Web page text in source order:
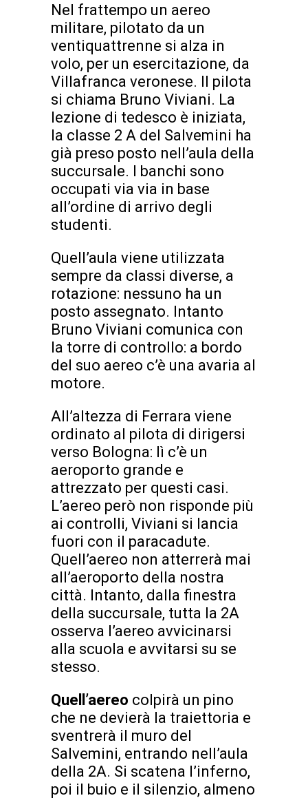
Nel frattempo un aereo
militare, pilotato da un
ventiquattrenne si alza in
volo, per un esercitazione, da
Villafranca veronese. Il pilota
si chiama Bruno Viviani. La
lezione di tedesco è iniziata,
la classe 2 A del Salvemini ha
già preso posto nell’aula della
succursale. I banchi sono
occupati via via in base
all’ordine di arrivo degli
studenti.
Quell’aula viene utilizzata
sempre da classi diverse, a
rotazione: nessuno ha un
posto assegnato. Intanto
Bruno Viviani comunica con
la torre di controllo: a bordo
del suo aereo c’è una avaria al
motore.
All’altezza di Ferrara viene
ordinato al pilota di dirigersi
verso Bologna: lì c’è un
aeroporto grande e
attrezzato per questi casi.
L’aereo però non risponde più
ai controlli, Viviani si lancia
fuori con il paracadute.
Quell’aereo non atterrerà mai
all’aeroporto della nostra
città. Intanto, dalla finestra
della succursale, tutta la 2A
osserva l’aereo avvicinarsi
alla scuola e avvitarsi su se
stesso.
Quell’aereo colpirà un pino
che ne devierà la traiettoria e
sventrerà il muro del
Salvemini, entrando nell’aula
della 2A. Si scatena l’inferno,
poi il buio e il silenzio, almeno